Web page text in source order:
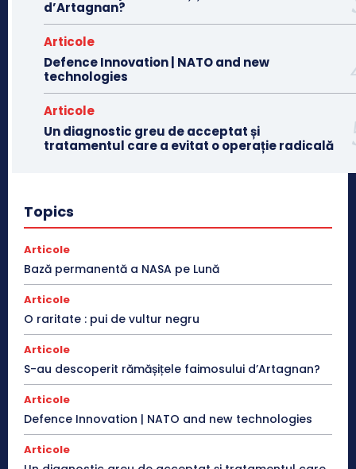
d’Artagnan?
Articole
Defence Innovation | NATO and new
technologies
Articole
Un diagnostic greu de acceptat și
tratamentul care a evitat o operație radicală
Topics
Articole
Bază permanentă a NASA pe Lună
Articole
O raritate : pui de vultur negru
Articole
S-au descoperit rămășițele faimosului d’Artagnan?
Articole
Defence Innovation | NATO and new technologies
Articole